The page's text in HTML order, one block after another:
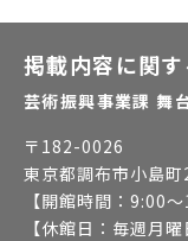
掲載内容に関
芸術振興事業課 舞
〒 182-0026
東京都調布市小島
【開館時間： 9:00
【休館日： 毎週月